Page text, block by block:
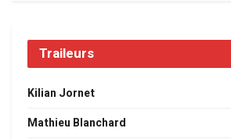
Traileurs
Kilian Jornet
Mathieu Blanchard